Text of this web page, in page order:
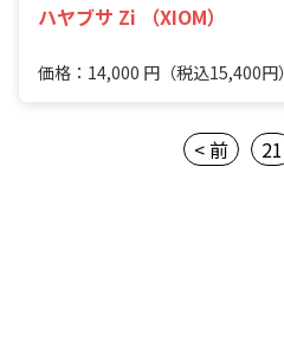
ハヤブサ Zi （XIOM）
価格：14,000 円 （税込15,400円）
< 前 21